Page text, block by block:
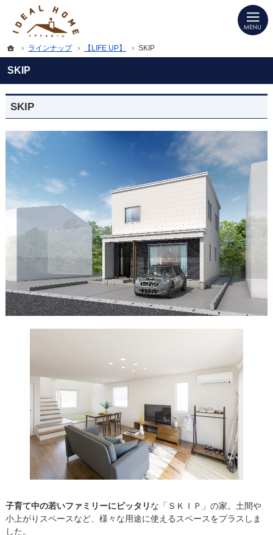
SKIP
プロの目線からご提案。愛知県西尾市の注文住宅・新築戸建てを手がける工務店
愛知県西尾市の新築・注文住宅・新築戸建てを手がける工務店ならIDEAL HOME
SKIP
子育て中の若いファミリーにピッタリ な「ＳＫＩＰ」の家。土間や
小上がりスペースなど、様々な用途に使えるスペースをプラスしま
した。
ホーム
ラインナップ 【LIFE UP】 SKIP